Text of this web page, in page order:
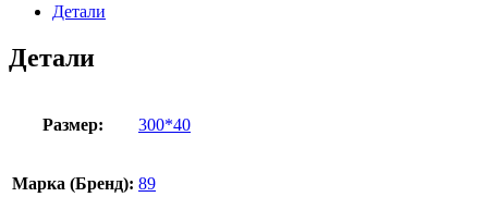
Детали
Детали
Размер: 300*40
Марка (Бренд): 89